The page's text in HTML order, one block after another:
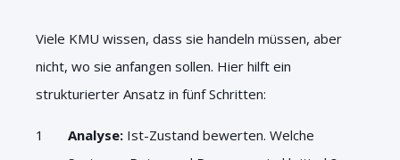
Viele KMU wissen, dass sie handeln müssen, aber
nicht, wo sie anfangen sollen. Hier hilft ein
strukturierter Ansatz in fünf Schritten:
Analyse: Ist-Zustand bewerten. Welche